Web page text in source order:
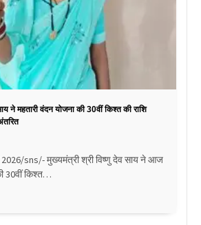
ने महतारी वंदन योजना की 30वीं किश्त की राशि
2026/sns/- मुख्यमंत्री श्री विष्णु देव साय ने आज
30वीं किश्त…